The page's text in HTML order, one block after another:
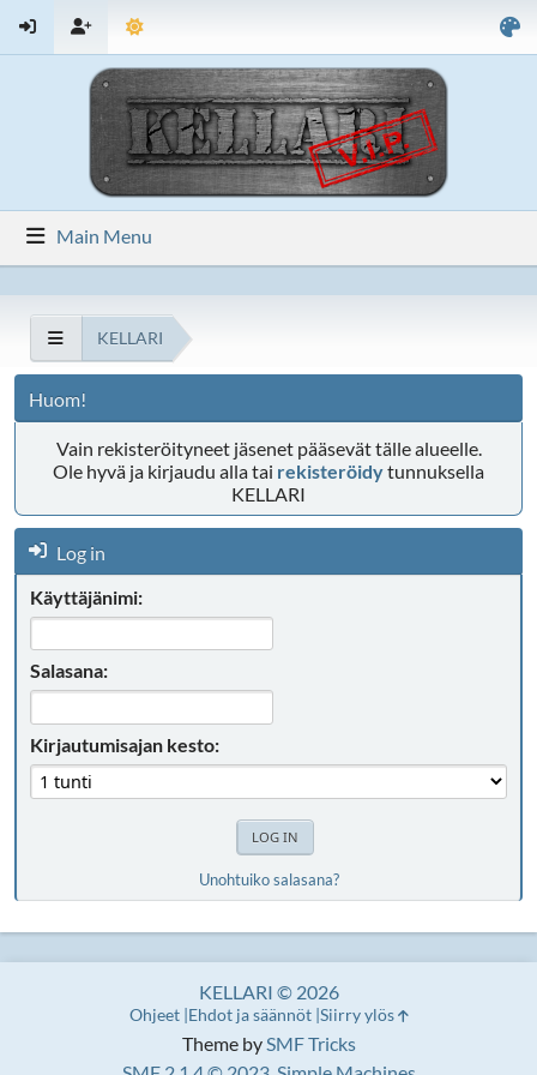
Main Menu
KELLARI
Huom!
Vain rekisteröityneet jäsenet pääsevät tälle alueelle.
Ole hyvä ja kirjaudu alla tai rekisteröidytunnuksella
KELLARI
Log in
Käyttäjänimi:
Salasana:
Kirjautumisajan kesto:
Unohtuiko salasana?
Theme bySMF Tricks
KELLARI © 2026
Ohjeet Ehdot ja säännöt Siirry ylös